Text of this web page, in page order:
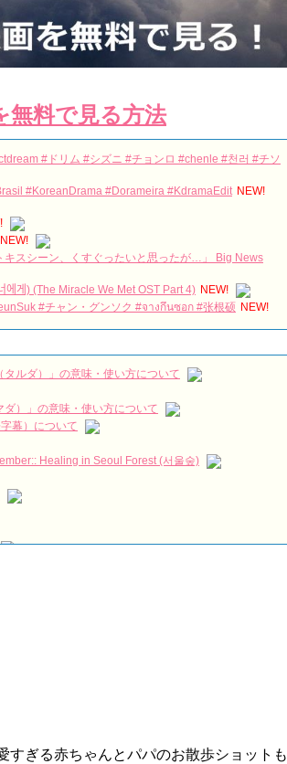
無料で見る方法
#ドリム #シズニ #チョンロ #chenle #천러 #チソ
#KoreanDrama #Dorameira #KdramaEdit NEW!
NEW!
スシーン、くすぐったいと思ったが…」 Big News
(The Miracle We Met OST Part 4) NEW!
#チャン・グンソク #จางกึนซอก #张根硕 NEW!
への祈り 千代に課せられた“義務” NEW!
フ #tiktoklive @sihootnc 💜 NEW!
ングク」に沼落ち！出演ドラマ徹底解説🔥
ドギョンスまでも止めた！ NEW!
혜진 언니&#39; (ft. 도여니의 학창시절) | 편 먹고 갈래
先行レンタル開始！
Ye Jin-Crash Landing On You/ヒョンビン❤️ソンイ
メイキングを一部公開（DVD-SET2特典映像より）
タルダ）」の意味・使い方について
ダ）」の意味・使い方について
幕）について
Healing in Seoul Forest (서울숲)
いたいでしょ？” Big News TV
うか」出演で話題 Big News TV
ぎる赤ちゃんとパパのお散歩ショットも